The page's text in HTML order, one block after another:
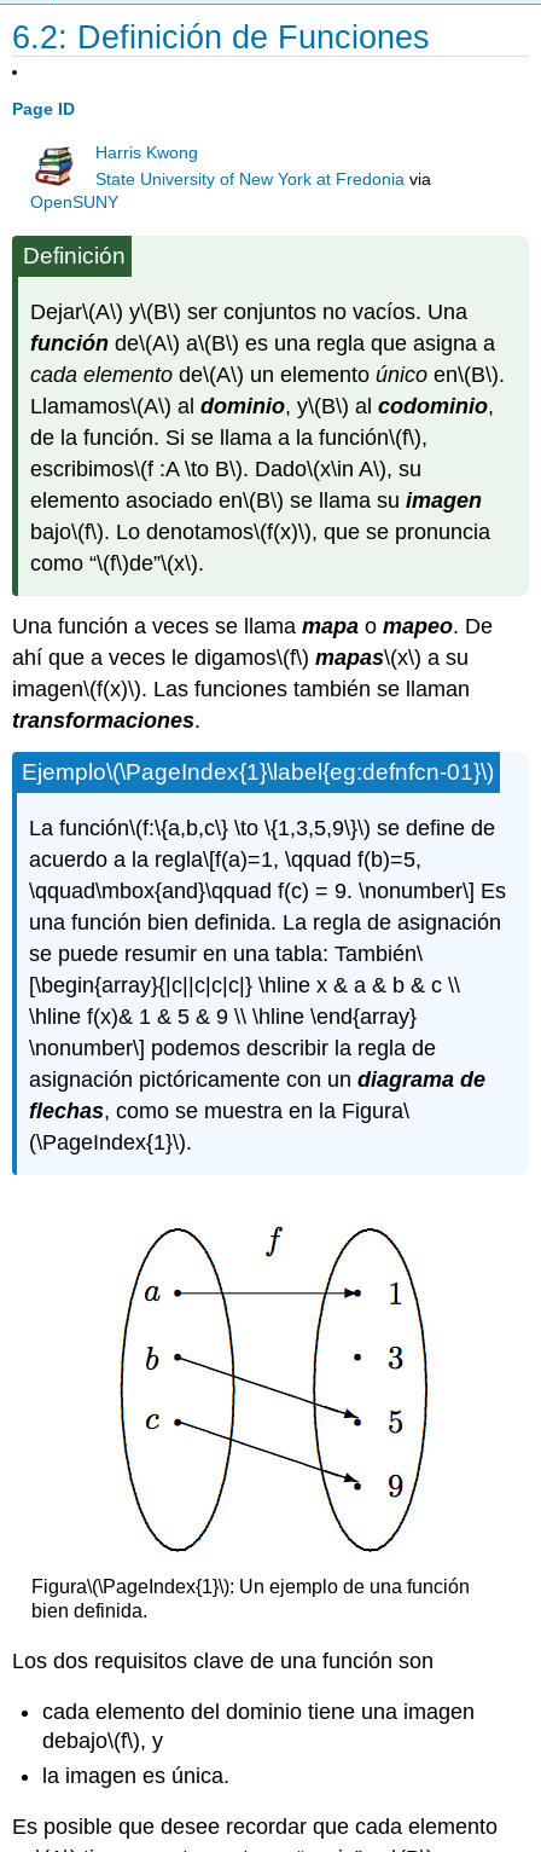
6.2: Definición de Funciones
Page ID
Harris Kwong
State University of New York at Fredonia via
OpenSUNY
Definición
Dejar\(A\) y\(B\) ser conjuntos no vacíos. Una
función de\(A\) a\(B\) es una regla que asigna a
cada elemento de\(A\) un elementoúnico en\(B\).
Llamamos\(A\) aldominio, y\(B\) alcodominio,
de la función. Si se llama a la función\(f\),
escribimos\(f :A \to B\). Dado\(x\in A\), su
elemento asociado en\(B\) se llama suimagen
bajo\(f\). Lo denotamos\(f(x)\), que se pronuncia
como “\(f\)de”\(x\).
Una función a veces se llamamapa omapeo. De
ahí que a veces le digamos\(f\) mapas\(x\) a su
imagen\(f(x)\). Las funciones también se llaman
transformaciones.
Ejemplo\(\PageIndex{1}\label{eg:defnfcn-01}\)
La función\(f:\{a,b,c\} \to \{1,3,5,9\}\) se define de
acuerdo a la regla\[f(a)=1, \qquad f(b)=5,
\qquad\mbox{and}\qquad f(c) = 9. \nonumber\] Es
una función bien definida. La regla de asignación
se puede resumir en una tabla: También\
[\begin{array}{|c||c|c|c|} \hline x & a & b & c \\
\hline f(x)& 1 & 5 & 9 \\ \hline \end{array}
\nonumber\] podemos describir la regla de
asignación pictóricamente con undiagrama de
flechas, como se muestra en la Figura\
(\PageIndex{1}\).
Figura\(\PageIndex{1}\): Un ejemplo de una función
bien definida.
Los dos requisitos clave de una función son
cada elemento del dominio tiene una imagen
debajo\(f\), y
la imagen es única.
Es posible que desee recordar que cada elemento